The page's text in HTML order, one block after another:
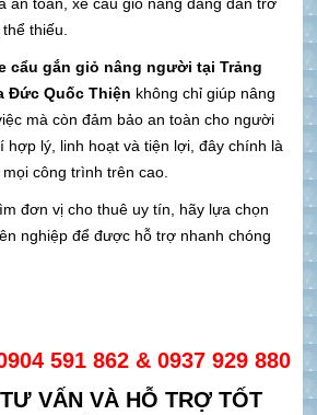
an toàn, xe cẩu giỏ nâng đang dần trở
thiếu.
cẩu gắn giỏ nâng người tại Trảng
Đức Quốc Thiện không chỉ giúp nâng
mà còn đảm bảo an toàn cho người
hợp lý, linh hoạt và tiện lợi, đây chính là
công trình trên cao.
đơn vị cho thuê uy tín, hãy lựa chọn
nghiệp để được hỗ trợ nhanh chóng
591 862 & 0937 929 880
VẤN VÀ HỖ TRỢ TỐT